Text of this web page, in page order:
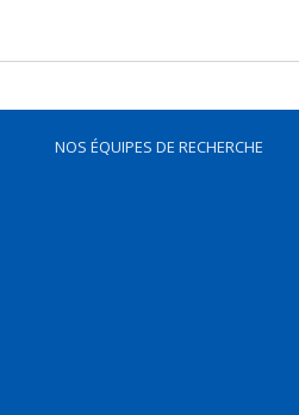
NOS ÉQUIPES DE RECHERCHE